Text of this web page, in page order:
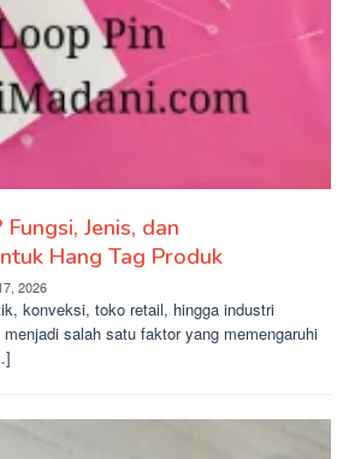
Jenis, dan
Hang Tag Produk
2026
konveksi, toko retail, hingga industri
salah satu faktor yang memengaruhi